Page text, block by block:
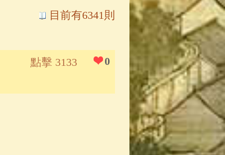
大悲咒(72)
目前有6341則
0
點擊 3133